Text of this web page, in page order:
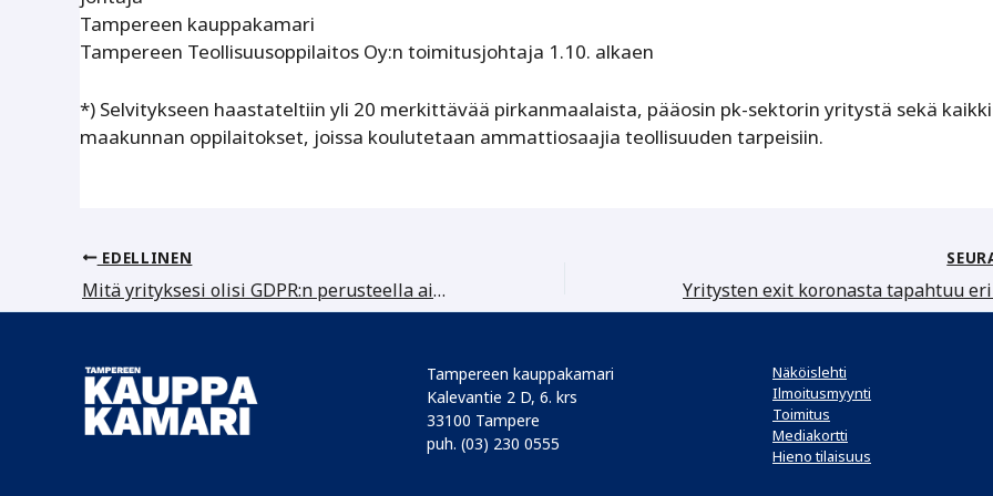
Tampereen kauppakamari
Tampereen Teollisuusoppilaitos Oy:n toimitusjohtaja 1.10. alkaen
*) Selvitykseen haastateltiin yli 20 merkittävää pirkanmaalaista, pääosin pk-sektorin yritystä sekä kaikki
maakunnan oppilaitokset, joissa koulutetaan ammattiosaajia teollisuuden tarpeisiin.
EDELLINEN
Mitä yrityksesi olisi GDPR:n perusteella ainakin pitänyt tehdä
Tampereen kauppakamari
Kalevantie 2 D, 6. krs
33100 Tampere
puh. (03) 230 0555
Näköislehti
Ilmoitusmyynti
Toimitus
Mediakortti
Hieno tilaisuus